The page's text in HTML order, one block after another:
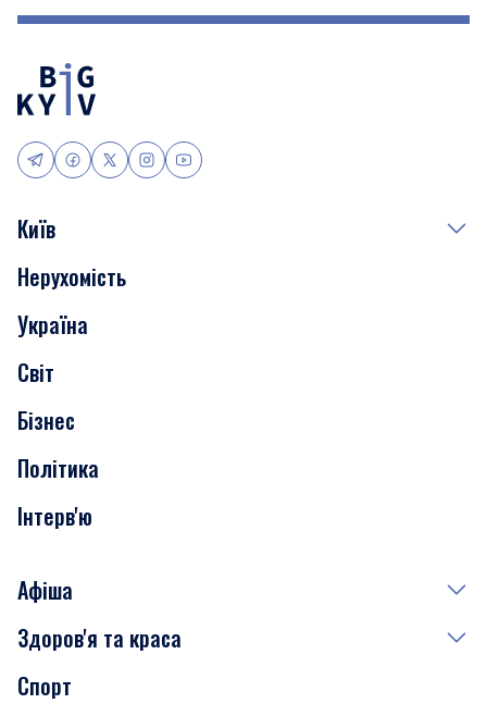
Київ
Події
Скандали
Нерухомість
Транспорт
Нерухомість
Україна
Світ
Бізнес
Політика
Інтерв'ю
Афіша
Сьогодні
Завтра
Здоров'я та краса
Медицина
Спорт